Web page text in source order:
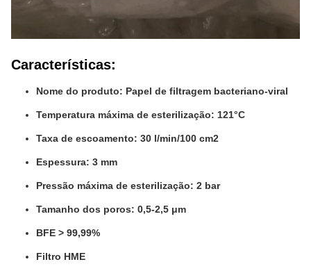
Características:
Nome do produto: Papel de filtragem bacteriano-viral
Temperatura máxima de esterilização: 121°C
Taxa de escoamento: 30 l/min/100 cm2
Espessura: 3 mm
Pressão máxima de esterilização: 2 bar
Tamanho dos poros: 0,5-2,5 μm
BFE > 99,99%
Filtro HME